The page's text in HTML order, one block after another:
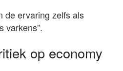
de ervaring zelfs als
varkens”.
op economy